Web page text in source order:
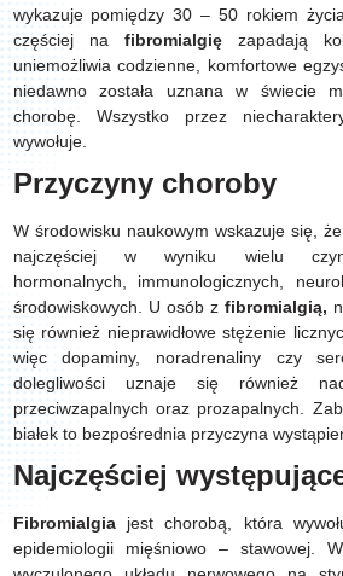
wykazuje pomiędzy 30 – 50 rokiem
częściej na fibromialgięzapadają
uniemożliwia codzienne, komfortowe
niedawno została uznana w świecie
chorobę. Wszystko przez
wywołuje.
Przyczyny choroby
W środowisku naukowym wskazuje się,
najczęściej w wyniku wielu
hormonalnych, immunologicznych,
środowiskowych. U osób z fibromialgią,
się również nieprawidłowe stężenie
więc dopaminy, noradrenaliny czy
dolegliwości uznaje się również
przeciwzapalnych oraz prozapalnych.
białek to bezpośrednia przyczyna
Najczęściej
Fibromialgiajest chorobą, która
epidemiologii mięśniowo – stawowej.